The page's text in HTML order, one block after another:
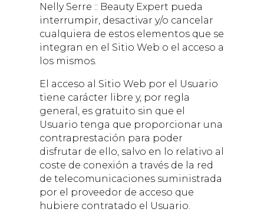
Nelly Serre :: Beauty Expert pueda
interrumpir, desactivar y/o cancelar
cualquiera de estos elementos que se
integran en el Sitio Web o el acceso a
los mismos.
El acceso al Sitio Web por el Usuario
tiene carácter libre y, por regla
general, es gratuito sin que el
Usuario tenga que proporcionar una
contraprestación para poder
disfrutar de ello, salvo en lo relativo al
coste de conexión a través de la red
de telecomunicaciones suministrada
por el proveedor de acceso que
hubiere contratado el Usuario.